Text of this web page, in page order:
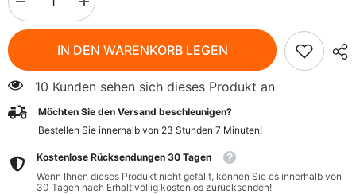
verringern
für
Kidneybohnen
(Dose)
BIO
400
g
-
Menge
erhöhen
für
Rote
Kidneybohnen
400
-
LA
BIO
IN DEN WARENKORB LEGEN
10 Kunden sehen sich dieses Produkt an
Möchten Sie den Versand beschleunigen?
Bestellen Sie innerhalb von 23 Stunden 7 Minuten!
Kostenlose Rücksendungen 30 Tagen
Wenn Ihnen dieses Produkt nicht gefällt, können Sie es innerhalb von
30 Tagen nach Erhalt völlig kostenlos zurücksenden!